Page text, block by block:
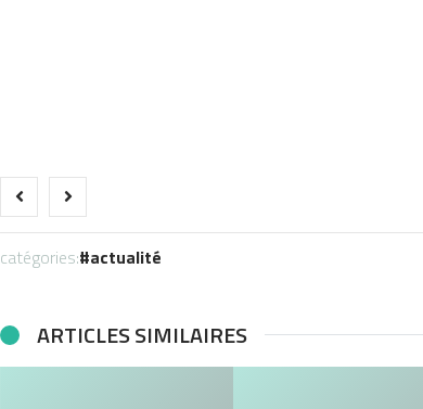
catégories: actualité
ARTICLES SIMILAIRES